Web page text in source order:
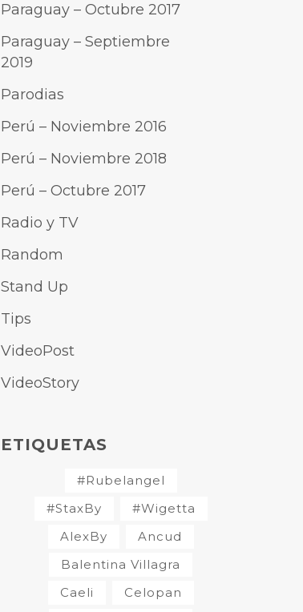
Paraguay – Octubre 2017
Paraguay – Septiembre
2019
Parodias
Perú – Noviembre 2016
Perú – Noviembre 2018
Perú – Octubre 2017
Radio y TV
Random
Stand Up
Tips
VideoPost
VideoStory
ETIQUETAS
#Rubelangel
#StaxBy
#Wigetta
AlexBy
Ancud
Balentina Villagra
Caeli
Celopan